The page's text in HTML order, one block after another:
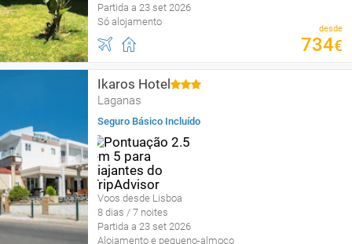
Partida a 23 set 2026
Só alojamento
desde
734€
Ikaros Hotel
Laganas
Seguro Básico Incluído
Voos desde Lisboa
8 dias / 7 noites
Partida a 23 set 2026
Alojamento e pequeno-almoço